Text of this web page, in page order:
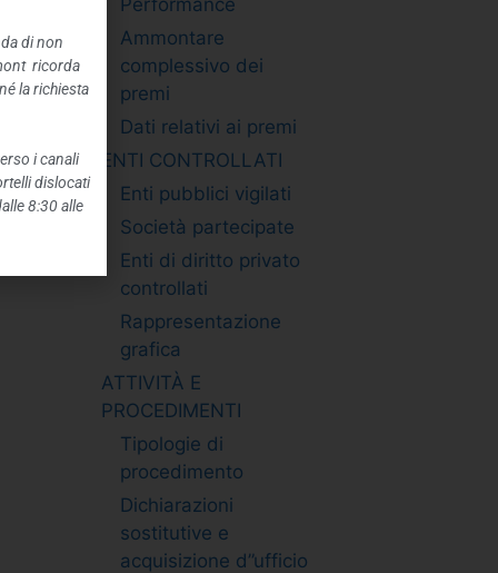
Ammontare
complessivo dei
premi
Dati relativi ai premi
ENTI CONTROLLATI
Enti pubblici vigilati
Società partecipate
Enti di diritto privato
controllati
Rappresentazione
grafica
ATTIVITÀ E
PROCEDIMENTI
Tipologie di
procedimento
Dichiarazioni
sostitutive e
acquisizione d”ufficio
di non
ricorda
la richiesta
i canali
dislocati
8:30 alle